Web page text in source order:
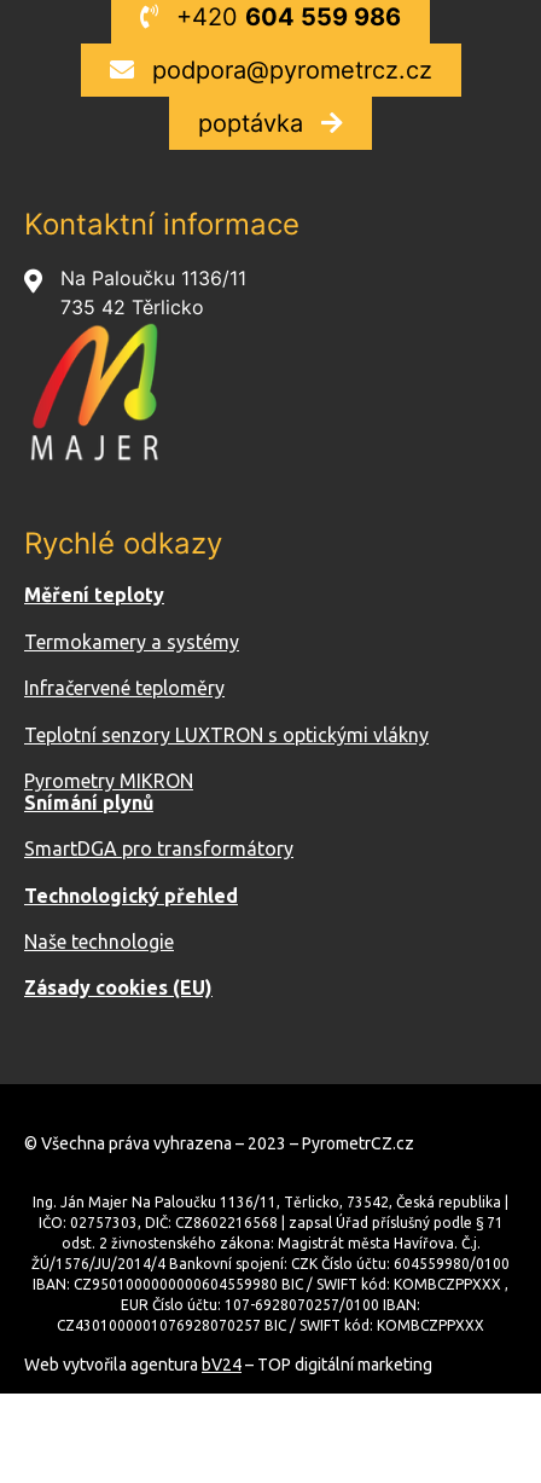
+420 604 559 986
podpora@pyrometrcz.cz
poptávka
Kontaktní informace
Na Paloučku 1136/11
735 42 Těrlicko
Rychlé odkazy
Měření teploty
Termokamery a systémy
Infračervené teploměry
Teplotní senzory LUXTRON s optickými vlákny
Pyrometry MIKRON
Snímání plynů
SmartDGA pro transformátory
Technologický přehled
Naše technologie
Zásady cookies (EU)
© Všechna práva vyhrazena – 2023 – PyrometrCZ.cz
Ing. Ján Majer Na Paloučku 1136/11, Těrlicko, 73542, Česká republika |
IČO: 02757303, DIČ: CZ8602216568 | zapsal Úřad příslušný podle § 71
odst. 2 živnostenského zákona: Magistrát města Havířova. Č.j.
ŽÚ/1576/JU/2014/4 Bankovní spojení: CZK Číslo účtu: 604559980/0100
IBAN: CZ9501000000000604559980 BIC / SWIFT kód: KOMBCZPPXXX ,
EUR Číslo účtu: 107-6928070257/0100 IBAN:
CZ4301000001076928070257 BIC / SWIFT kód: KOMBCZPPXXX
Web vytvořila agentura bV24– TOP digitální marketing